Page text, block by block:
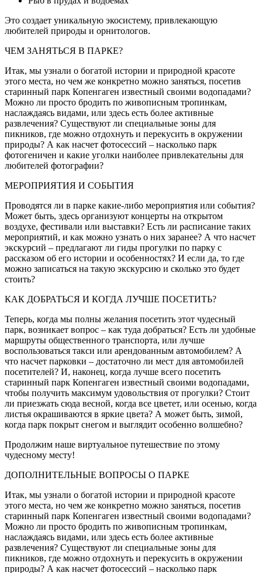
Это создает уникальную экосистему, привлекающую
любителей природы и орнитологов.
ЧЕМ ЗАНЯТЬСЯ В ПАРКЕ?
Итак, мы узнали о богатой истории и природной красоте
этого места, но чем же конкретно можно заняться, посетив
старинный парк Копенгаген известный своими водопадами?
Можно ли просто бродить по живописным тропинкам,
наслаждаясь видами, или здесь есть более активные
развлечения? Существуют ли специальные зоны для
пикников, где можно отдохнуть и перекусить в окружении
природы? А как насчет фотосессий – насколько парк
фотогеничен и какие уголки наиболее привлекательны для
любителей фотографии?
МЕРОПРИЯТИЯ И СОБЫТИЯ
Проводятся ли в парке какие-либо мероприятия или события?
Может быть, здесь организуют концерты на открытом
воздухе, фестивали или выставки? Есть ли расписание таких
мероприятий, и как можно узнать о них заранее? А что насчет
экскурсий – предлагают ли гиды прогулки по парку с
рассказом об его истории и особенностях? И если да, то где
можно записаться на такую экскурсию и сколько это будет
стоить?
КАК ДОБРАТЬСЯ И КОГДА ЛУЧШЕ ПОСЕТИТЬ?
Теперь, когда мы полны желания посетить этот чудесный
парк, возникает вопрос – как туда добраться? Есть ли удобные
маршруты общественного транспорта, или лучше
воспользоваться такси или арендованным автомобилем? А
что насчет парковки – достаточно ли мест для автомобилей
посетителей? И, наконец, когда лучше всего посетить
старинный парк Копенгаген известный своими водопадами,
чтобы получить максимум удовольствия от прогулки? Стоит
ли приезжать сюда весной, когда все цветет, или осенью, когда
листья окрашиваются в яркие цвета? А может быть, зимой,
когда парк покрыт снегом и выглядит особенно волшебно?
Продолжим наше виртуальное путешествие по этому
чудесному месту!
ДОПОЛНИТЕЛЬНЫЕ ВОПРОСЫ О ПАРКЕ
Итак, мы узнали о богатой истории и природной красоте
этого места, но чем же конкретно можно заняться, посетив
старинный парк Копенгаген известный своими водопадами?
Можно ли просто бродить по живописным тропинкам,
наслаждаясь видами, или здесь есть более активные
развлечения? Существуют ли специальные зоны для
пикников, где можно отдохнуть и перекусить в окружении
природы? А как насчет фотосессий – насколько парк